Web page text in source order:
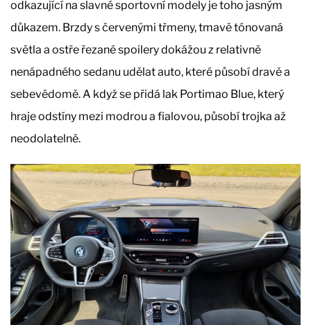
odkazující na slavné sportovní modely je toho jasným
důkazem. Brzdy s červenými třmeny, tmavě tónovaná
světla a ostře řezané spoilery dokážou z relativně
nenápadného sedanu udělat auto, které působí dravě a
sebevědomě. A když se přidá lak Portimao Blue, který
hraje odstíny mezi modrou a fialovou, působí trojka až
neodolatelně.